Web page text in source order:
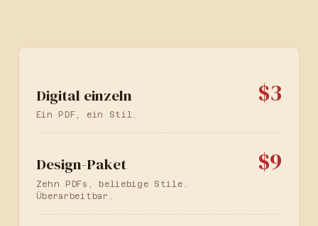
Digital einzeln
Ein PDF, ein Stil.
$3
Design-Paket
Zehn PDFs, beliebige Stile.
Überarbeitbar.
$9